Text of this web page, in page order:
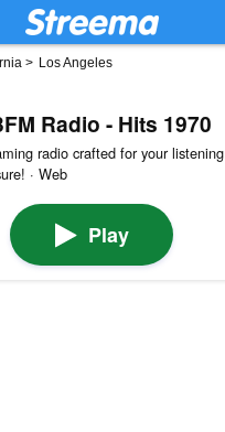
> Los Angeles
Radio - Hits 1970
radio crafted for your listening
· Web
Play